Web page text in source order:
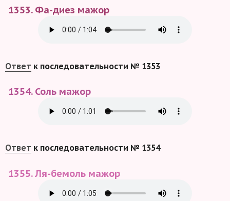
1353. Фа-диез мажор
Ответ к последовательности № 1353
1354. Соль мажор
Ответ к последовательности № 1354
1355. Ля-бемоль мажор